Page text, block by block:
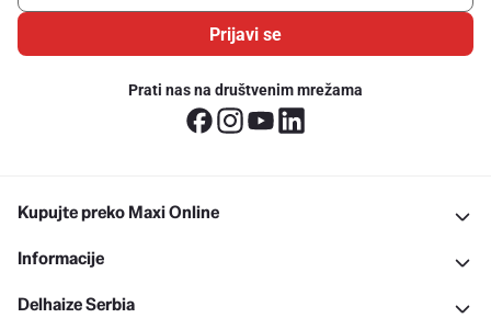
Prijavi se
Prati nas na društvenim mrežama
Kupujte preko Maxi Online
Informacije
Delhaize Serbia